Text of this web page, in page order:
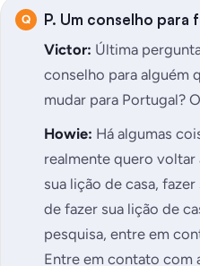
P. Um conselho
Victor: Última
conselho para alguém
mudar para Portugal?
Howie: Há algumas
realmente quero
sua lição de casa,
de fazer sua lição de
pesquisa, entre em
Entre em contato com